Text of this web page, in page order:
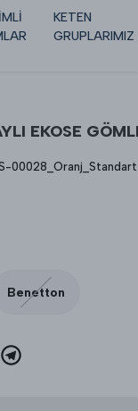
KETEN
GRUPLARIMIZ
EKOSE
00028_Oranj_Standart
Benetton